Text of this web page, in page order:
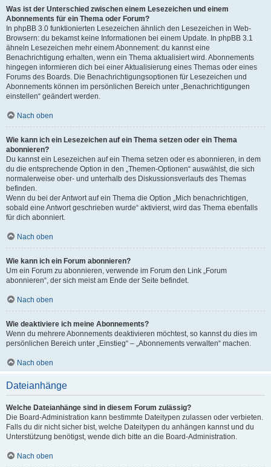
Was ist der Unterschied zwischen einem Lesezeichen und einem
Abonnements für ein Thema oder Forum?
In phpBB 3.0 funktionierten Lesezeichen ähnlich den Lesezeichen in Web-
Browsern: du bekamst keine Informationen bei einem Update. In phpBB 3.1
ähneln Lesezeichen mehr einem Abonnement: du kannst eine
Benachrichtigung erhalten, wenn ein Thema aktualisiert wird. Abonnements
hingegen informieren dich bei einer Aktualisierung eines Themas oder eines
Forums des Boards. Die Benachrichtigungsoptionen für Lesezeichen und
Abonnements können im persönlichen Bereich unter „Benachrichtigungen
einstellen“ geändert werden.
Nach oben
Wie kann ich ein Lesezeichen auf ein Thema setzen oder ein Thema
abonnieren?
Du kannst ein Lesezeichen auf ein Thema setzen oder es abonnieren, in dem
du die entsprechende Option in den „Themen-Optionen“ auswählst, die sich
normalerweise ober- und unterhalb des Diskussionsverlaufs des Themas
befinden.
Wenn du bei der Antwort auf ein Thema die Option „Mich benachrichtigen,
sobald eine Antwort geschrieben wurde“ aktivierst, wird das Thema ebenfalls
für dich abonniert.
Nach oben
Wie kann ich ein Forum abonnieren?
Um ein Forum zu abonnieren, verwende im Forum den Link „Forum
abonnieren“, der sich meist am Ende der Seite befindet.
Nach oben
Wie deaktiviere ich meine Abonnements?
Wenn du mehrere Abonnements deaktivieren möchtest, so kannst du dies im
persönlichen Bereich unter „Einstieg“ – „Abonnements verwalten“ machen.
Nach oben
Dateianhänge
Welche Dateianhänge sind in diesem Forum zulässig?
Die Board-Administration kann bestimmte Dateitypen zulassen oder verbieten.
Falls du dir nicht sicher bist, welche Dateitypen du anhängen kannst und du
Unterstützung benötigst, wende dich bitte an die Board-Administration.
Nach oben